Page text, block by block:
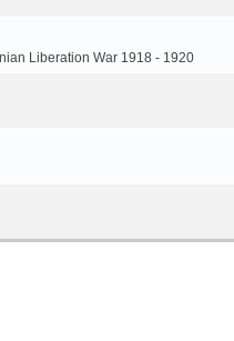
Liberation War 1918 - 1920